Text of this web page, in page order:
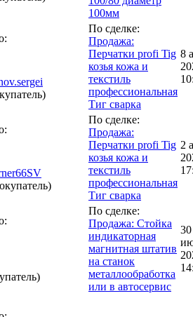
100мм
По сделке:
Продажа:
Перчатки profi Tig
козья кожа и
текстиль
профессиональная
Тиг сварка
8
По сделке:
Продажа:
Перчатки profi Tig
козья кожа и
текстиль
профессиональная
Тиг сварка
2
По сделке:
Продажа: Стойка
индикаторная
магнитная штатив
на станок
металлообработка
или в автосервис
30